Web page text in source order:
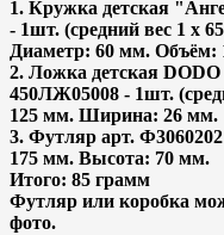
1. Кружка детская
- 1шт. (средний вес 1 х
Диаметр: 60 мм. Объём:
2. Ложка детская
450ЛЖ05008 - 1шт.
125 мм. Ширина: 26 мм.
3. Футляр арт.
175 мм. Высота: 70 мм.
Итого: 85 грамм
Футляр или коробка
фото.